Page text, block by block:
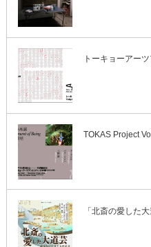
トーキョーアー
TOKAS Project
「北斎の愛した